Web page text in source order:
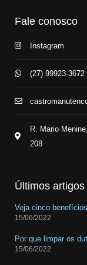
Fale conosco
Instagram
(27) 99923-3672
R. Mario
208
Últimos artigos
Veja cinco
15/06/2022
Por que limpar os
15/06/2022